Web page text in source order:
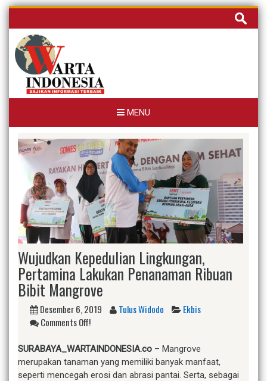
Skip
content
Cari
untuk:
MENU
Wujudkan Kepedulian Lingkungan,
Pertamina Lakukan Penanaman Ribuan
Bibit Mangrove
Desember 6, 2019 Tulus Widodo
Ekbis
Comments Off!
SURABAYA_WARTAINDONESIA.co – Mangrove
merupakan tanaman yang memiliki banyak manfaat,
seperti mencegah erosi dan abrasi pantai. Serta, sebagai